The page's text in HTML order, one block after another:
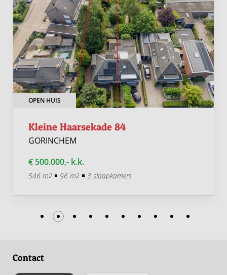
OPEN HUIS
Kleine Haarsekade 84
GORINCHEM
€ 500.000,- k.k.
546 m2 96 m2 3 slaapkamers
Contact